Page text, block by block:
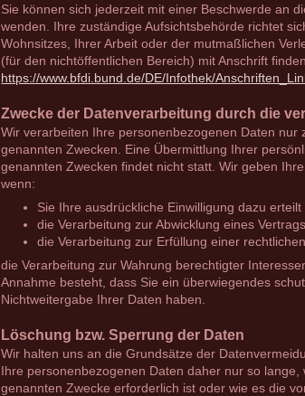
Sie können sich jederzeit mit einer Beschwerde an
wenden. Ihre zuständige Aufsichtsbehörde richtet
Wohnsitzes, Ihrer Arbeit oder der mutmaßlichen
(für den nichtöffentlichen Bereich) mit Anschrift
https://www.bfdi.bund.de/DE/Infothek/
Zwecke der Datenverarbeitung durch die
Wir verarbeiten Ihre personenbezogenen Daten nur
genannten Zwecken. Eine Übermittlung Ihrer
genannten Zwecken findet nicht statt. Wir geben
wenn:
Sie Ihre ausdrückliche Einwilligung dazu erteilt
die Verarbeitung zur Abwicklung eines
die Verarbeitung zur Erfüllung einer
die Verarbeitung zur Wahrung berechtigter
Annahme besteht, dass Sie ein überwiegendes
Nichtweitergabe Ihrer Daten haben.
Löschung bzw. Sperrung der Daten
Wir halten uns an die Grundsätze der
Ihre personenbezogenen Daten daher nur so
genannten Zwecke erforderlich ist oder wie es die